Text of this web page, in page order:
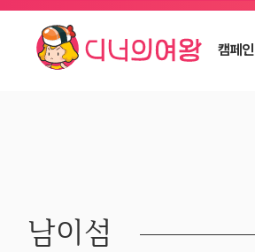
캠페인
남이섬